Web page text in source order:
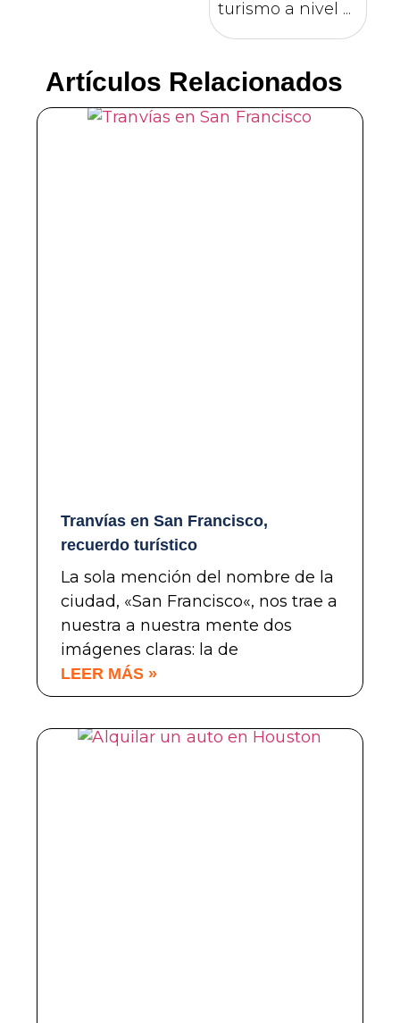
turismo a nivel ...
Artículos Relacionados
Tranvías en San Francisco,
recuerdo turístico
La sola mención del nombre de la
ciudad, «San Francisco«, nos trae a
nuestra a nuestra mente dos
imágenes claras: la de
LEER MÁS »